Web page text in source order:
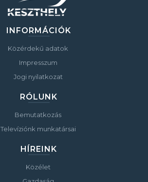
INFORMÁCIÓK
Közérdekű adatok
Impresszum
Jogi nyilatkozat
RÓLUNK
Bemutatkozás
Televíziónk munkatársai
HÍREINK
Közélet